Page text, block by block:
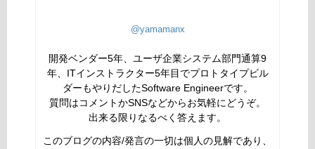
@yamamanx
開発ベンダー5年、ユーザ企業システム部門通算9
年、ITインストラクター5年目でプロトタイプビル
ダーもやりだしたSoftware Engineerです。
質問はコメントかSNSなどからお気軽にどうぞ。
出来る限りなるべく答えます。
このブログの内容/発言の一切は個人の見解であり、